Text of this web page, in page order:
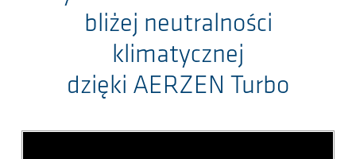
bliżej neutralności
klimatycznej
dzięki AERZEN Turbo